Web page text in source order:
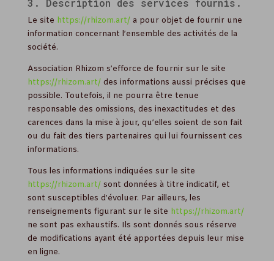
3. Description des services fournis.
Le site https://rhizom.art/a pour objet de fournir une
information concernant l’ensemble des activités de la
société.
Association Rhizom s’efforce de fournir sur le site
https://rhizom.art/des informations aussi précises que
possible. Toutefois, il ne pourra être tenue
responsable des omissions, des inexactitudes et des
carences dans la mise à jour, qu’elles soient de son fait
ou du fait des tiers partenaires qui lui fournissent ces
informations.
Tous les informations indiquées sur le site
https://rhizom.art/sont données à titre indicatif, et
sont susceptibles d’évoluer. Par ailleurs, les
renseignements figurant sur le site https://rhizom.art/
ne sont pas exhaustifs. Ils sont donnés sous réserve
de modifications ayant été apportées depuis leur mise
en ligne.